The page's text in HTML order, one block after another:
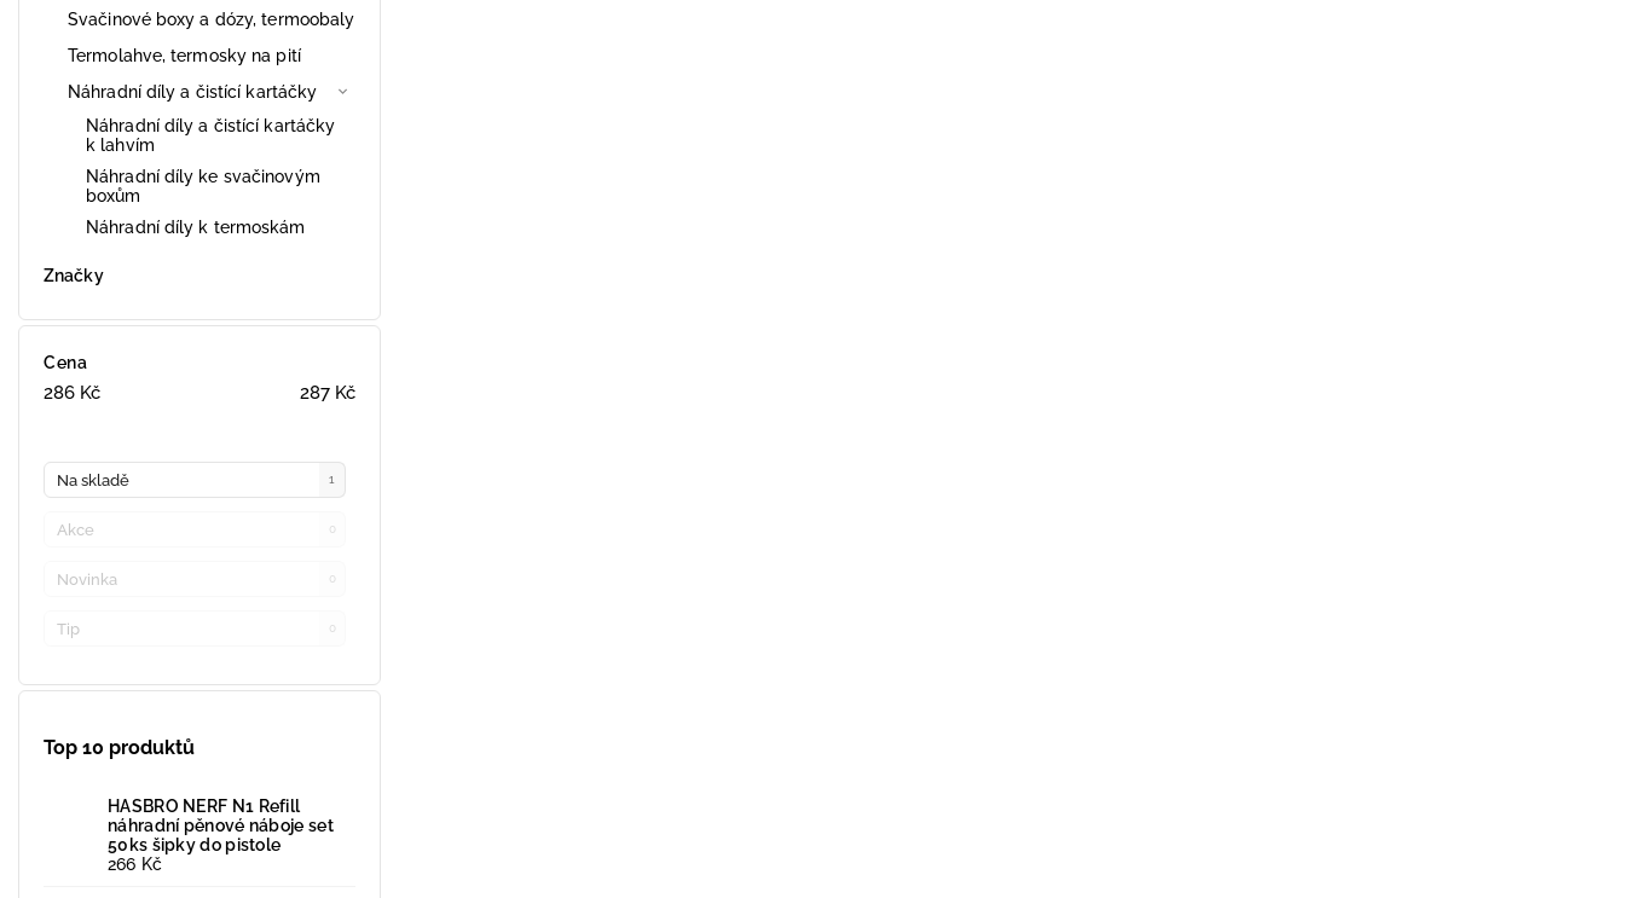
Svačinové boxy a dózy, termoobaly
Termolahve, termosky na pití
Náhradní díly a čistící kartáčky
Náhradní díly a čistící kartáčky
k lahvím
Náhradní díly ke svačinovým
boxům
Náhradní díly k termoskám
Značky
Cena
286 Kč 287 Kč
Na skladě 1
Akce 0
Novinka 0
Tip 0
Top 10 produktů
HASBRO NERF N1 Refill
náhradní pěnové náboje set
50ks šipky do pistole
266 Kč